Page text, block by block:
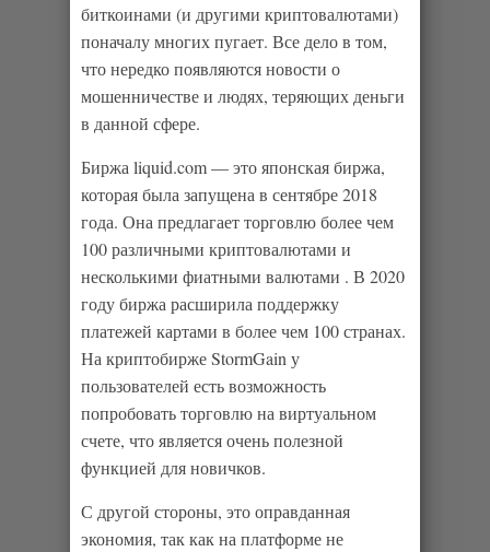
биткоинами (и другими криптовалютами)
поначалу многих пугает. Все дело в том,
что нередко появляются новости о
мошенничестве и людях, теряющих деньги
в данной сфере.
Биржа liquid.com — это японская биржа,
которая была запущена в сентябре 2018
года. Она предлагает торговлю более чем
100 различными криптовалютами и
несколькими фиатными валютами . В 2020
году биржа расширила поддержку
платежей картами в более чем 100 странах.
На криптобирже StormGain у
пользователей есть возможность
попробовать торговлю на виртуальном
счете, что является очень полезной
функцией для новичков.
С другой стороны, это оправданная
экономия, так как на платформе не